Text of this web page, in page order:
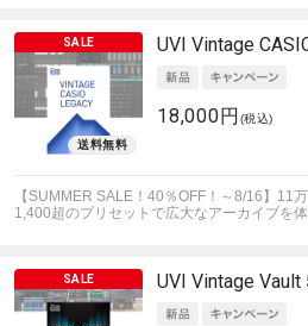
UVI Vintage
18,000円 (税込)
【SUMMER SALE！40％OFF！～8/16】11
1,400超のプリセットで広大なアーカイブを
UVI Vintage Vault